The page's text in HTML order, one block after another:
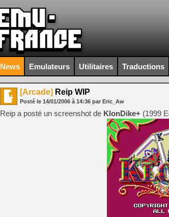
News Emulateurs Utilitaires Traductions
[Arcade] Reip WIP
Posté le 14/01/2006 à 14:36 par Eric_Aw
Reip a posté un screenshot de KlonDike+ (1999